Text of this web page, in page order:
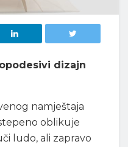
dizajn
namještaja
oblikuje
ludo, ali zapravo